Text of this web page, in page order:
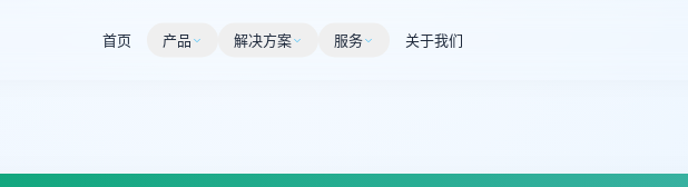
首页 产品 解决方案 服务 关于我们